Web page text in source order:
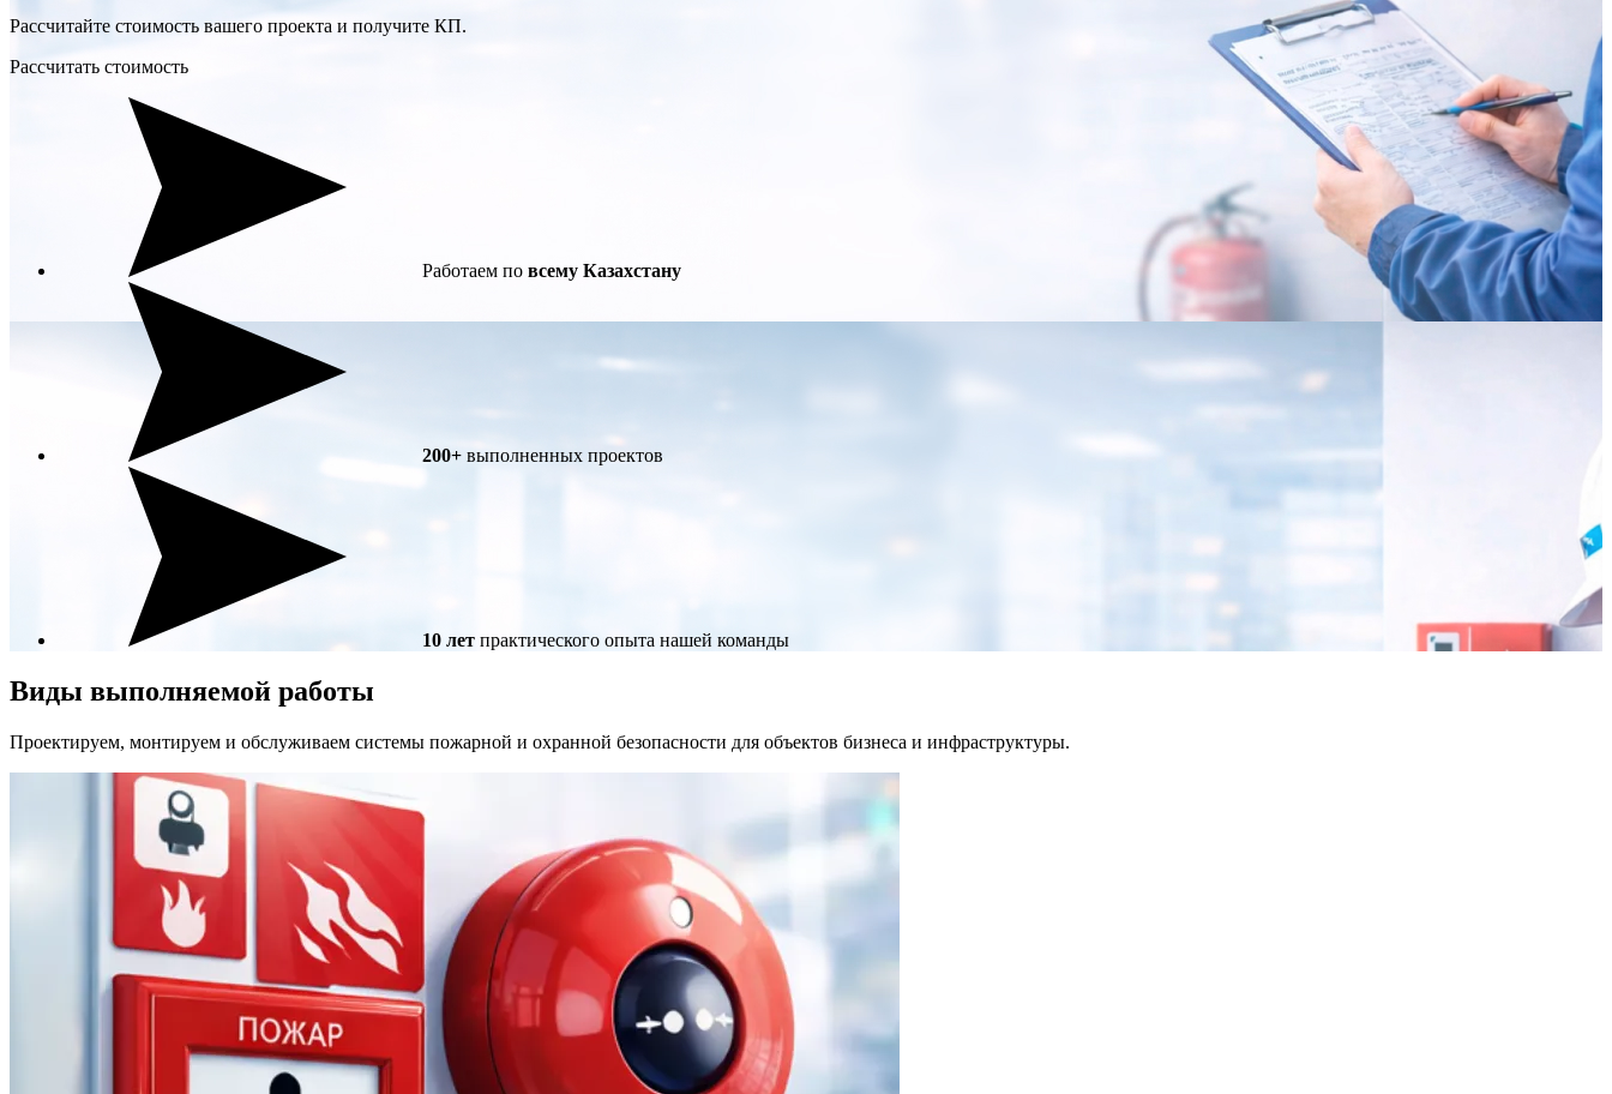
Рассчитайте стоимость вашего проекта и получите КП.
Рассчитать стоимость
Работаем по всему Казахстану
200+ выполненных проектов
10 лет практического опыта нашей команды
Виды выполняемой работы
Проектируем, монтируем и обслуживаем системы пожарной и охранной безопасности для объектов бизнеса и инфраструктуры.